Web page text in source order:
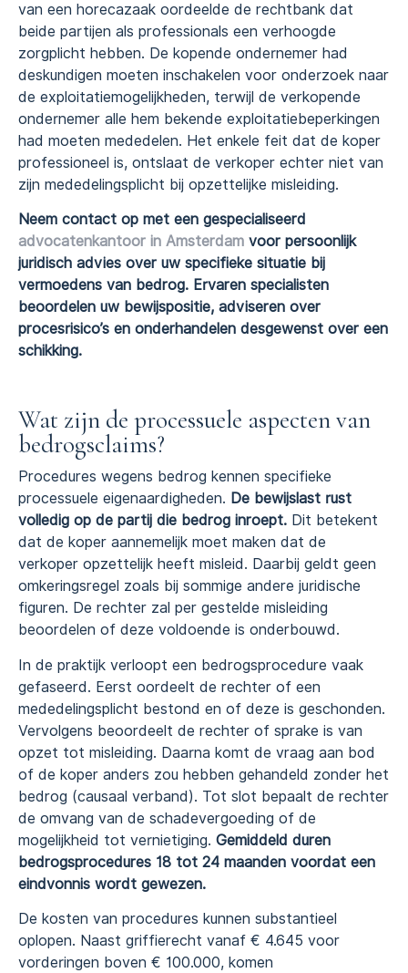
van een horecazaak oordeelde de rechtbank dat
beide partijen als professionals een verhoogde
zorgplicht hebben. De kopende ondernemer had
deskundigen moeten inschakelen voor onderzoek naar
de exploitatiemogelijkheden, terwijl de verkopende
ondernemer alle hem bekende exploitatiebeperkingen
had moeten mededelen. Het enkele feit dat de koper
professioneel is, ontslaat de verkoper echter niet van
zijn mededelingsplicht bij opzettelijke misleiding.
Neem contact op met een gespecialiseerd
advocatenkantoor in Amsterdam voor persoonlijk
juridisch advies over uw specifieke situatie bij
vermoedens van bedrog. Ervaren specialisten
beoordelen uw bewijspositie, adviseren over
procesrisico’s en onderhandelen desgewenst over een
schikking.
Wat zijn de processuele aspecten van
bedrogsclaims?
Procedures wegens bedrog kennen specifieke
processuele eigenaardigheden. De bewijslast rust
volledig op de partij die bedrog inroept. Dit betekent
dat de koper aannemelijk moet maken dat de
verkoper opzettelijk heeft misleid. Daarbij geldt geen
omkeringsregel zoals bij sommige andere juridische
figuren. De rechter zal per gestelde misleiding
beoordelen of deze voldoende is onderbouwd.
In de praktijk verloopt een bedrogsprocedure vaak
gefaseerd. Eerst oordeelt de rechter of een
mededelingsplicht bestond en of deze is geschonden.
Vervolgens beoordeelt de rechter of sprake is van
opzet tot misleiding. Daarna komt de vraag aan bod
of de koper anders zou hebben gehandeld zonder het
bedrog (causaal verband). Tot slot bepaalt de rechter
de omvang van de schadevergoeding of de
mogelijkheid tot vernietiging. Gemiddeld duren
bedrogsprocedures 18 tot 24 maanden voordat een
eindvonnis wordt gewezen.
De kosten van procedures kunnen substantieel
oplopen. Naast griffierecht vanaf € 4.645 voor
vorderingen boven € 100.000, komen